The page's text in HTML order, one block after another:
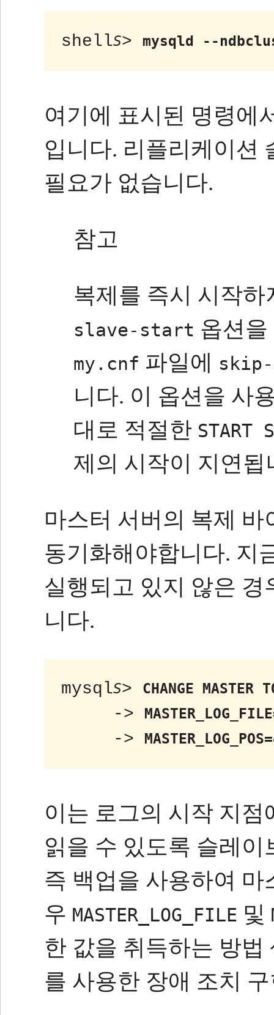
shellS> mysqld --
여기에 표시된 명령에
입니다. 리플리케이션
필요가 없습니다.
참고
복제를 즉시 시작
slave-start 옵션
my.cnf 파일에
니다. 이 옵션을 사
대로 적절한 START
제의 시작이 지연됩
마스터 서버의 복제
동기화해야합니다. 지
실행되고 있지 않은
니다.
mysqlS> CHANGE MASTER
     ->
     ->
이는 로그의 시작 지
읽을 수 있도록 슬레이
즉 백업을 사용하여
우 MASTER_LOG_FILE 및
한 값을 취득하는 방법
를 사용한 장애 조치